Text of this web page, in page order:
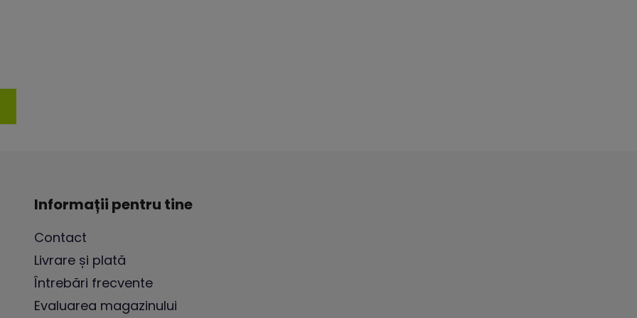
Informații pentru tine
Contact
Livrare și plată
Întrebări frecvente
Evaluarea magazinului